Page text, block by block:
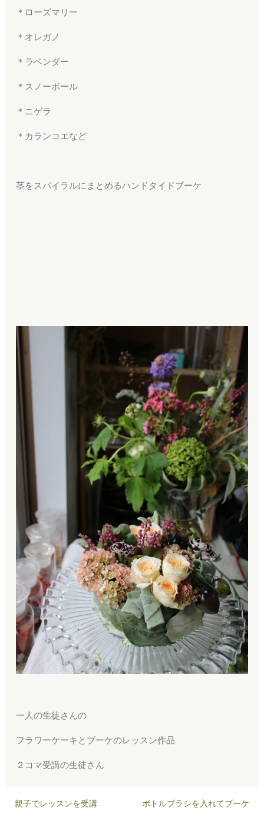
＊ローズマリー
＊オレガノ
＊ラベンダー
＊スノーボール
＊ニゲラ
＊カランコエなど
茎をスパイラルにまとめるハンドタイドブーケ
一人の生徒さんの
フラワーケーキとブーケのレッスン作品
２コマ受講の生徒さん
親子でレッスンを受講 ボトルブラシを入れてブーケ